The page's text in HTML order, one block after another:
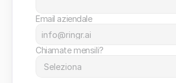
Email aziendale
Chiamate mensili?